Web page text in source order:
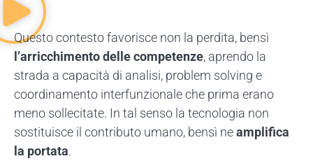
Questo contesto favorisce non la perdita, bensì
l’arricchimento delle competenze, aprendo la
strada a capacità di analisi, problem solving e
coordinamento interfunzionale che prima erano
meno sollecitate. In tal senso la tecnologia non
sostituisce il contributo umano, bensì neamplifica
la portata.